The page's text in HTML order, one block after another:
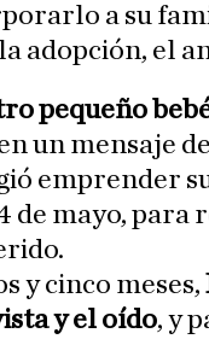
a su
adopción, el
pequeño
un mensaje
emprender
de mayo,
y cinco meses,
y el oído, y